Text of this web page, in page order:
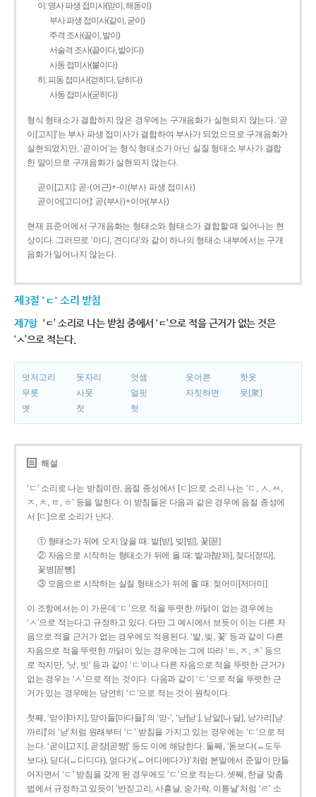
이: 명사 파생 접미사(맏이, 해돋이)
부사 파생 접미사(같이, 굳이)
주격 조사(끝이, 밭이)
서술격 조사(끝이다, 밭이다)
사동 접미사(붙이다)
히: 피동 접미사(걷히다, 닫히다)
사동 접미사(굳히다)
형식 형태소가 결합하지 않은 경우에는 구개음화가 실현되지 않는다. ‘곧
이[고지]’는 부사 파생 접미사가 결합하여 부사가 되었으므로 구개음화가
실현되었지만, ‘곧이어’는 형식 형태소가 아닌 실질 형태소 부사가 결합
한 말이므로 구개음화가 실현되지 않는다.
곧이[고지]: 곧-­(어근)+­-이(부사 파생 접미사)
곧이어[고디어]: 곧(부사)+이어(부사)
현재 표준어에서 구개음화는 형태소와 형태소가 결합할 때 일어나는 현
상이다. 그러므로 ‘마디, 견디다’와 같이 하나의 형태소 내부에서는 구개
음화가 일어나지 않는다.
제3절 'ㄷ' 소리 받침
제7항 ‘ㄷ’ 소리로 나는 받침 중에서 ‘ㄷ’으로 적을 근거가 없는 것은
‘ㅅ’으로 적는다.
덧저고리 돗자리 엇셈 웃어른
핫옷
무릇
사뭇 얼핏 자칫하면
뭇[衆]
옛
첫 헛
해설
‘ㄷ’ 소리로 나는 받침이란, 음절 종성에서 [ㄷ]으로 소리 나는 ‘ㄷ, ㅅ, ㅆ,
ㅈ, ㅊ, ㅌ, ㅎ’ 등을 말한다. 이 받침들은 다음과 같은 경우에 음절 종성에
서 [ㄷ]으로 소리가 난다.
① 형태소가 뒤에 오지 않을 때: 밭[받], 빚[빋], 꽃[꼳]
② 자음으로 시작하는 형태소가 뒤에 올 때: 밭과[받꽈], 젖다[젇따],
꽃병[꼳뼝]
③ 모음으로 시작하는 실질 형태소가 뒤에 올 때: 젖어미[저더미]
이 조항에서는 이 가운데 ‘ㄷ’으로 적을 뚜렷한 까닭이 없는 경우에는
‘ㅅ’으로 적는다고 규정하고 있다. 다만 그 예시에서 보듯이 이는 다른 자
음으로 적을 근거가 없는 경우에도 적용된다. ‘밭, 빚, 꽃’ 등과 같이 다른
자음으로 적을 뚜렷한 까닭이 있는 경우에는 그에 따라 ‘ㅌ, ㅈ, ㅊ’ 등으
로 적지만, ‘낫, 빗’ 등과 같이 ‘ㄷ’이나 다른 자음으로 적을 뚜렷한 근거가
없는 경우는 ‘ㅅ’으로 적는 것이다. 다음과 같이 ‘ㄷ’으로 적을 뚜렷한 근
거가 있는 경우에는 당연히 ‘ㄷ’으로 적는 것이 원칙이다.
첫째, ‘맏이[마지], 맏아들[마다들]’의 ‘맏-’, ‘낟[낟ː], 낟알[나ː달], 낟가리[낟ː
까리]’의 ‘낟’처럼 원래부터 ‘ㄷ’ 받침을 가지고 있는 경우에는 ‘ㄷ’으로 적
는다. ‘곧이[고지], 곧장[곧짱]’ 등도 이에 해당한다. 둘째, ‘돋보다(←도두
보다), 딛다(←디디다), 얻다가(←어디에다가)’처럼 본말에서 준말이 만들
어지면서 ‘ㄷ’ 받침을 갖게 된 경우에도 ‘ㄷ’으로 적는다. 셋째, 한글 맞춤
법에서 규정하고 있듯이 ‘반짇고리, 사흗날, 숟가락, 이튿날’처럼 ‘ㄹ’ 소